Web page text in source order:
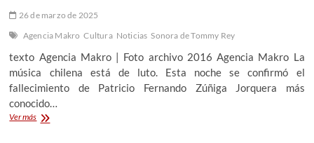
26 de marzo de 2025
Agencia Makro Cultura Noticias Sonora de Tommy Rey
texto Agencia Makro | Foto archivo 2016 Agencia Makro La
música chilena está de luto. Esta noche se confirmó el
fallecimiento de Patricio Fernando Zúñiga Jorquera más
conocido…
Ver másFallece